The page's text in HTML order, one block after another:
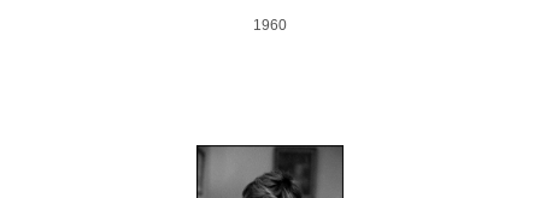
1960